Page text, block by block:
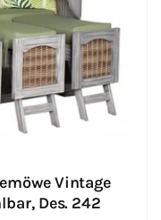
Vintage
Des. 242